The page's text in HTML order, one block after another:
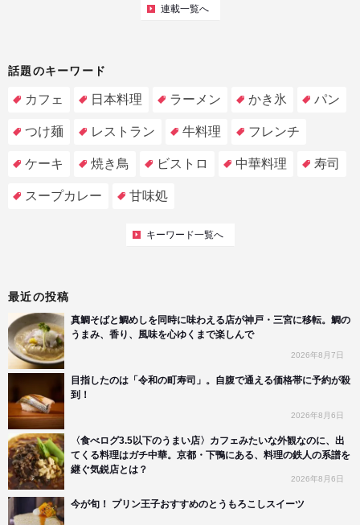
連載一覧へ
話題のキーワード
カフェ 日本料理 ラーメン かき氷 パン
つけ麺 レストラン 牛料理 フレンチ
ケーキ 焼き鳥 ビストロ 中華料理 寿司
スープカレー 甘味処
キーワード一覧へ
最近の投稿
真鯛そばと鯛めしを同時に味わえる店が神戸・三宮に移転。鯛の
うまみ、香り、風味を心ゆくまで楽しんで
2026年8月7日
目指したのは「令和の町寿司」。自腹で通える価格帯に予約が殺
到！
2026年8月6日
〈食べログ3.5以下のうまい店〉カフェみたいな外観なのに、出
てくる料理はガチ中華。京都・下鴨にある、料理の鉄人の系譜を
継ぐ気鋭店とは？
2026年8月6日
今が旬！ プリン王子おすすめのとうもろこしスイーツ